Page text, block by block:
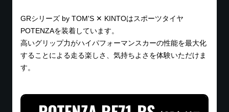
GRシリーズ by TOM'S ✕ KINTOはスポーツタイヤ
POTENZAを装着しています。
高いグリップ力がハイパフォーマンスカーの性能を最大化
することによる走る楽しさ、気持ちよさを体験いただけま
す。